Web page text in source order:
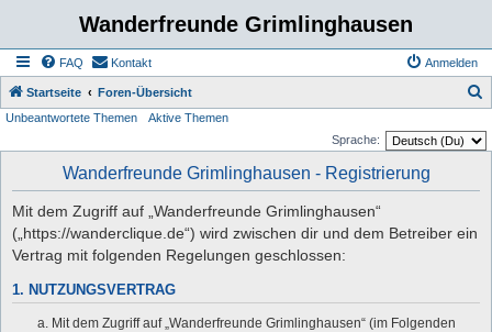
Wanderfreunde Grimlinghausen
FAQ Kontakt Anmelden
Startseite Foren-Übersicht
Unbeantwortete Themen
Aktive Themen
Sprache:
Wanderfreunde Grimlinghausen - Registrierung
Mit dem Zugriff auf „Wanderfreunde Grimlinghausen“
(„https://wanderclique.de“) wird zwischen dir und dem Betreiber ein
Vertrag mit folgenden Regelungen geschlossen:
1. NUTZUNGSVERTRAG
Mit dem Zugriff auf „Wanderfreunde Grimlinghausen“ (im Folgenden